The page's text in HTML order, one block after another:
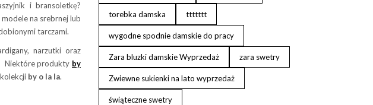
i bransoletkę?
na srebrnej lub
tarczami.
narzutki oraz
Niektóre produkty by
by o la la.
torebka damska ttttttt
wygodne spodnie damskie do pracy
Zara bluzki damskie Wyprzedaż zara swetry
Zwiewne sukienki na lato wyprzedaż
świąteczne swetry